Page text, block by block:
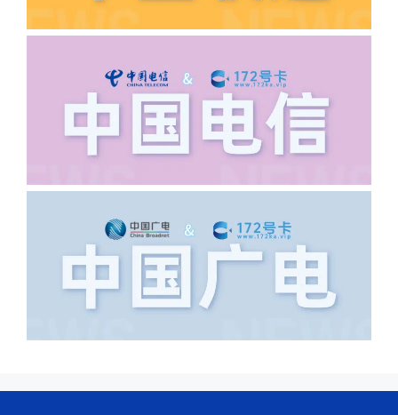
·6.领卡时详细地址怎么写容易通过审核?
答:不要低于6个字。详细地址不要写带有
浦东新区北京路33号，这样的地址就会
导致订单失败，因为在系统审核看来你在
上海怎么又写了个北京，不知道你在哪
里，所以直接订单失败。